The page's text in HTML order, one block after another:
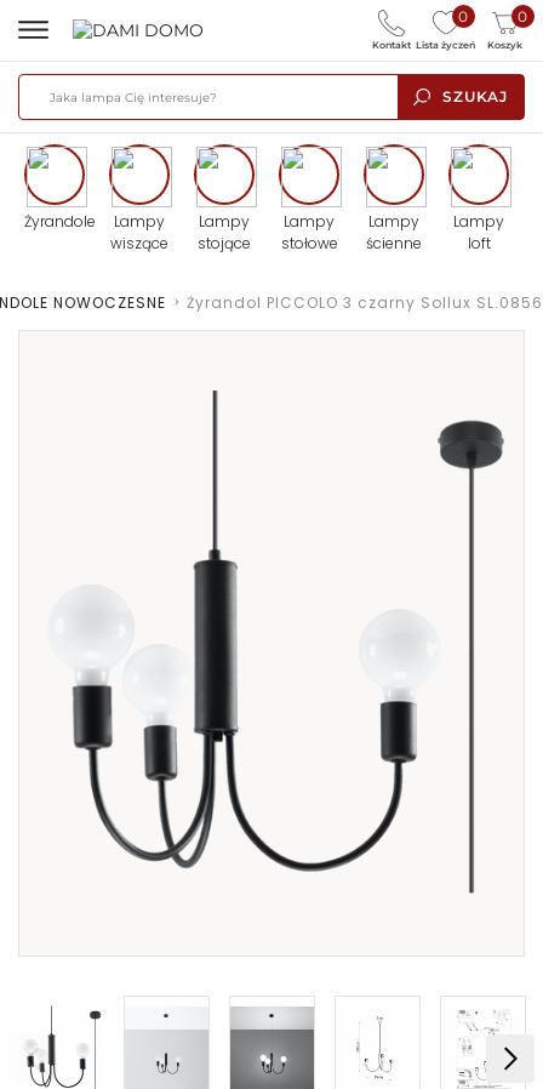
SZUKAJ
0
Lista życzeń
0
Koszyk
Kontakt
Żyrandole
Lampy
wiszące
Lampy
stojące
Lampy
stołowe
Lampy
ścienne
Lampy
loft
NOWOCZESNE > Żyrandol PICCOLO 3 czarny Sollux SL.0856